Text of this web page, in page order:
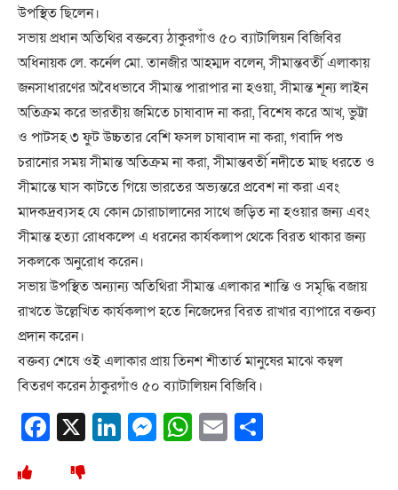
উপস্থিত ছিলেন।
সভায় প্রধান অতিথির বক্তব্যে ঠাকুরগাঁও ৫০ ব্যাটালিয়ন বিজিবির
অধিনায়ক লে. কর্নেল মো. তানজীর আহম্মদ বলেন, সীমান্তবর্তী এলাকায়
জনসাধারণের অবৈধভাবে সীমান্ত পারাপার না হওয়া, সীমান্ত শূন্য লাইন
অতিক্রম করে ভারতীয় জমিতে চাষাবাদ না করা, বিশেষ করে আখ, ভুট্টা
ও পাটসহ ৩ ফুট উচ্চতার বেশি ফসল চাষাবাদ না করা, গবাদি পশু
চরানোর সময় সীমান্ত অতিক্রম না করা, সীমান্তবর্তী নদীতে মাছ ধরতে ও
সীমান্তে ঘাস কাটতে গিয়ে ভারতের অভ্যন্তরে প্রবেশ না করা এবং
মাদকদ্রব্যসহ যে কোন চোরাচালানের সাথে জড়িত না হওয়ার জন্য এবং
সীমান্ত হত্যা রোধকল্পে এ ধরনের কার্যকলাপ থেকে বিরত থাকার জন্য
সকলকে অনুরোধ করেন।
সভায় উপস্থিত অন্যান্য অতিথিরা সীমান্ত এলাকার শান্তি ও সমৃদ্ধি বজায়
রাখতে উল্লেখিত কার্যকলাপ হতে নিজেদের বিরত রাখার ব্যাপারে বক্তব্য
প্রদান করেন।
বক্তব্য শেষে ওই এলাকার প্রায় তিনশ শীতার্ত মানুষের মাঝে কম্বল
বিতরণ করেন ঠাকুরগাঁও ৫০ ব্যাটালিয়ন বিজিবি।
Facebook
X LinkedIn
Messenger
WhatsApp
Email